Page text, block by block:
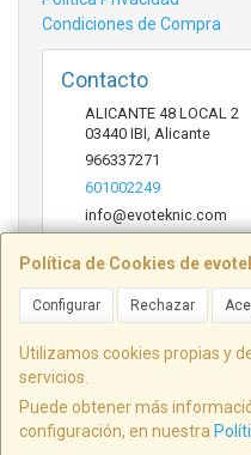
Política de Cookies de
Configurar Rechazar
Utilizamos cookies propias y
servicios.
Puede obtener más
configuración, en nuestra
Condiciones de Compra
Contacto
ALICANTE 48 LOCAL 2
03440 IBI Alicante
966337271
601002249
info@evoteknic.com
Horario
ALICANTE 48 LOCAL 2, 03440,
601002249